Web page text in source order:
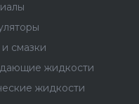
смазки
жидкости
жидкости